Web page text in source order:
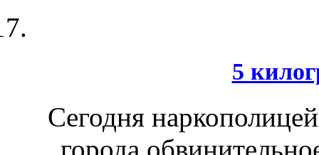
5
Сегодня
города